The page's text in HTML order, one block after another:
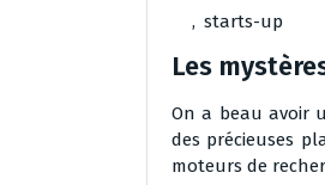
, starts-up
Les
On a beau avoir
des précieuses
moteurs de